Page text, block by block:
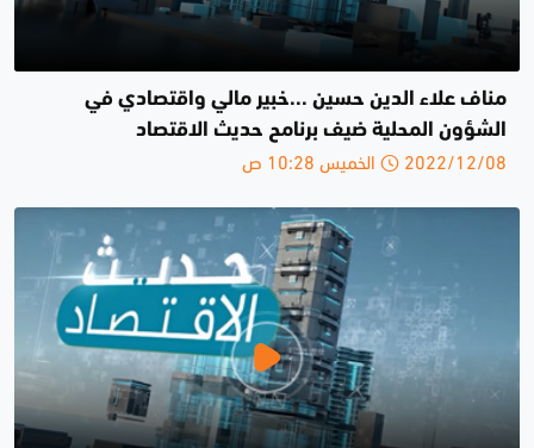
مناف علاء الدين حسين ...خبير مالي واقتصادي في
الشؤون المحلية ضيف برنامح حديث الاقتصاد
2022/12/08 الخميس 10:28 ص